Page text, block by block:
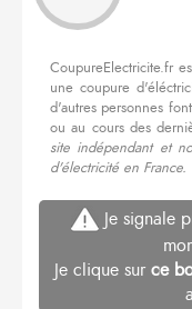
CoupureElectricite.fr
une coupure
d'autres personnes
ou au cours des
site indépendant et
d'électricité en France.
Je signale
Je clique sur ce